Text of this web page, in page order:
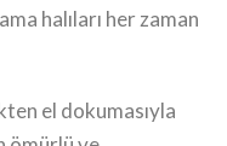
halıları her zaman
el dokumasıyla